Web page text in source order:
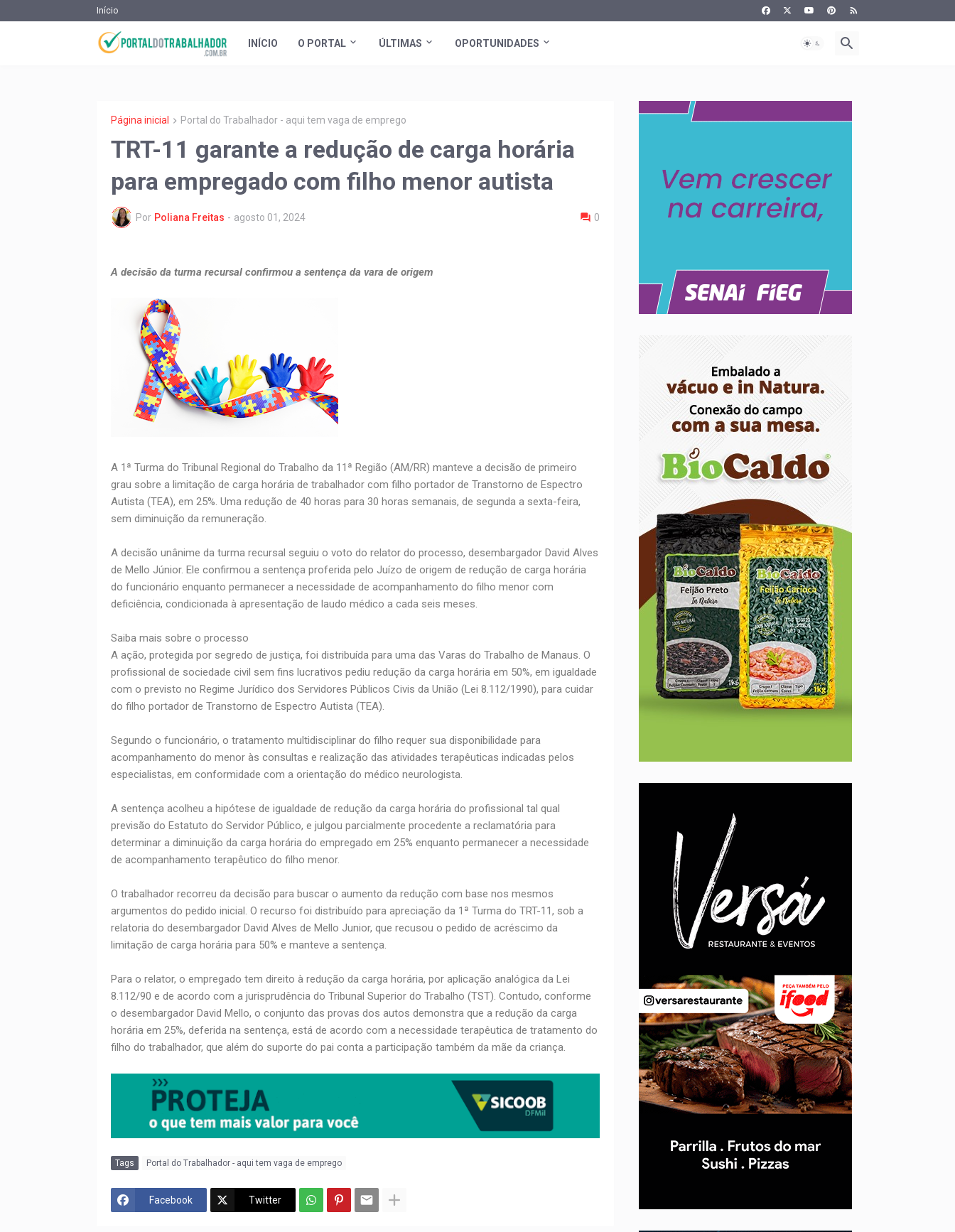
Início
INÍCIO O PORTAL ÚLTIMAS OPORTUNIDADES
Página inicial Portal do Trabalhador - aqui tem vaga de emprego
TRT-11 garante a redução de carga horária
para empregado com filho menor autista
Por Poliana Freitas - agosto 01, 2024 0
A decisão da turma recursal confirmou a sentença da vara de origem
A 1ª Turma do Tribunal Regional do Trabalho da 11ª Região (AM/RR) manteve a decisão de primeiro
grau sobre a limitação de carga horária de trabalhador com filho portador de Transtorno de Espectro
Autista (TEA), em 25%. Uma redução de 40 horas para 30 horas semanais, de segunda a sexta-feira,
sem diminuição da remuneração.
A decisão unânime da turma recursal seguiu o voto do relator do processo, desembargador David Alves
de Mello Júnior. Ele confirmou a sentença proferida pelo Juízo de origem de redução de carga horária
do funcionário enquanto permanecer a necessidade de acompanhamento do filho menor com
deficiência, condicionada à apresentação de laudo médico a cada seis meses.
Saiba mais sobre o processo
A ação, protegida por segredo de justiça, foi distribuída para uma das Varas do Trabalho de Manaus. O
profissional de sociedade civil sem fins lucrativos pediu redução da carga horária em 50%, em igualdade
com o previsto no Regime Jurídico dos Servidores Públicos Civis da União (Lei 8.112/1990), para cuidar
do filho portador de Transtorno de Espectro Autista (TEA).
Segundo o funcionário, o tratamento multidisciplinar do filho requer sua disponibilidade para
acompanhamento do menor às consultas e realização das atividades terapêuticas indicadas pelos
especialistas, em conformidade com a orientação do médico neurologista.
A sentença acolheu a hipótese de igualdade de redução da carga horária do profissional tal qual
previsão do Estatuto do Servidor Público, e julgou parcialmente procedente a reclamatória para
determinar a diminuição da carga horária do empregado em 25% enquanto permanecer a necessidade
de acompanhamento terapêutico do filho menor.
O trabalhador recorreu da decisão para buscar o aumento da redução com base nos mesmos
argumentos do pedido inicial. O recurso foi distribuído para apreciação da 1ª Turma do TRT-11, sob a
relatoria do desembargador David Alves de Mello Junior, que recusou o pedido de acréscimo da
limitação de carga horária para 50% e manteve a sentença.
Para o relator, o empregado tem direito à redução da carga horária, por aplicação analógica da Lei
8.112/90 e de acordo com a jurisprudência do Tribunal Superior do Trabalho (TST). Contudo, conforme
o desembargador David Mello, o conjunto das provas dos autos demonstra que a redução da carga
horária em 25%, deferida na sentença, está de acordo com a necessidade terapêutica de tratamento do
filho do trabalhador, que além do suporte do pai conta a participação também da mãe da criança.
Tags Portal do Trabalhador - aqui tem vaga de emprego
Facebook Twitter